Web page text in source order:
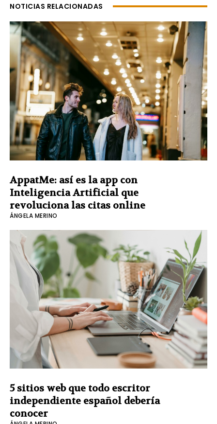
NOTICIAS RELACIONADAS
AppatMe: así es la app con
Inteligencia Artificial que
revoluciona las citas online
ÁNGELA MERINO
5 sitios web que todo escritor
independiente español debería
conocer